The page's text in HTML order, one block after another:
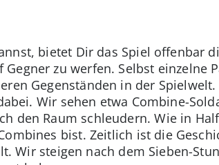
bietet Dir das Spiel offenbar
zu werfen. Selbst einzelne
Gegenständen in der
Wir sehen etwa Combine-
den Raum schleudern. Wie in
bist. Zeitlich ist die
Wir steigen nach dem Sieben-